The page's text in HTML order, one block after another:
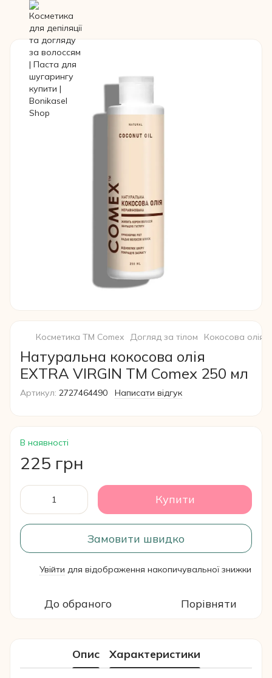
Косметика ТМ Comex Догляд за тілом Кокосова олія
Натуральна кокосова олія
EXTRA VIRGIN ТМ Comeх 250 мл
Артикул: 2727464490 Написати відгук
В наявності
225 грн
Купити
Замовити швидко
Увійти для відображення накопичувальної знижки
До обраного Порівняти
Опис Характеристики